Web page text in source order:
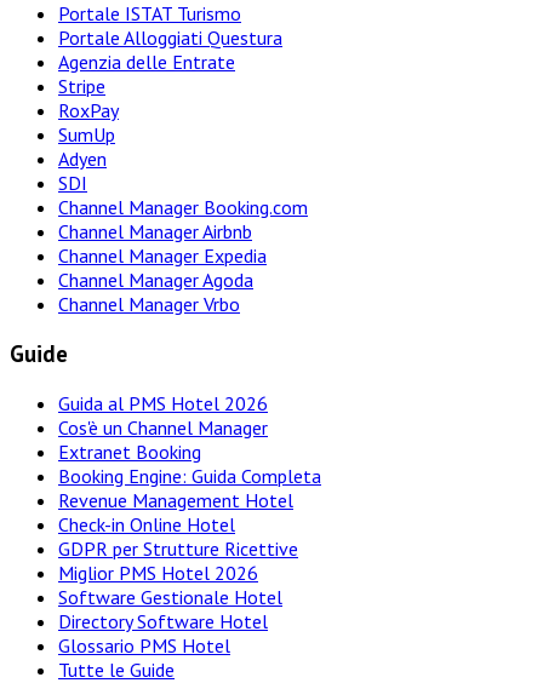
Portale ISTAT Turismo
Portale Alloggiati Questura
Agenzia delle Entrate
Stripe
RoxPay
SumUp
Adyen
SDI
Channel Manager Booking.com
Channel Manager Airbnb
Channel Manager Expedia
Channel Manager Agoda
Channel Manager Vrbo
Guide
Guida al PMS Hotel 2026
Cos'è un Channel Manager
Extranet Booking
Booking Engine: Guida Completa
Revenue Management Hotel
Check-in Online Hotel
GDPR per Strutture Ricettive
Miglior PMS Hotel 2026
Software Gestionale Hotel
Directory Software Hotel
Glossario PMS Hotel
Tutte le Guide